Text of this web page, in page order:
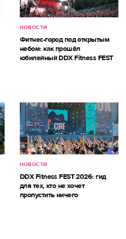
НОВОСТИ
Фитнес-город под открытым
небом: как прошёл
юбилейный DDX Fitness FEST
НОВОСТИ
DDX Fitness FEST 2026: гид
для тех, кто не хочет
пропустить ничего